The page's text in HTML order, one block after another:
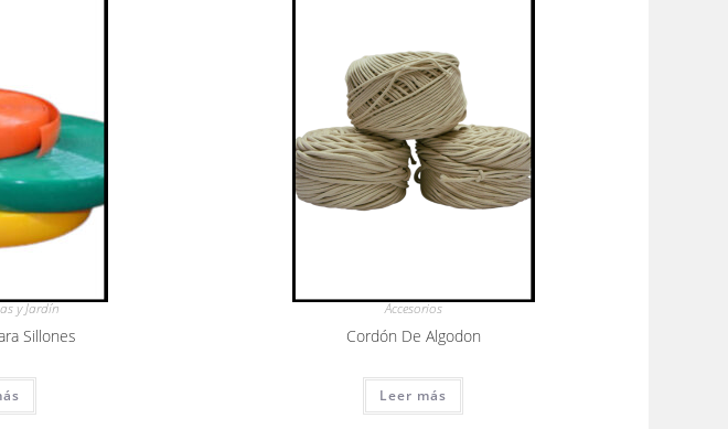
y Jardín
Sillones
Accesorios
Cordón De Algodon
Leer más